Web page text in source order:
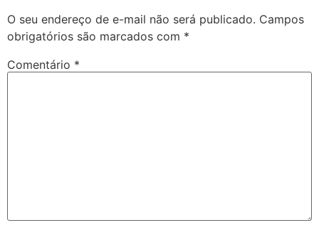
O seu endereço de e-mail não será publicado. Campos
obrigatórios são marcados com *
Comentário *